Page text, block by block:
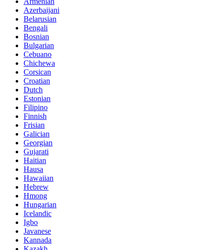
Azerbaijani
Belarusian
Bengali
Bosnian
Bulgarian
Cebuano
Chichewa
Corsican
Croatian
Dutch
Estonian
Filipino
Finnish
Frisian
Galician
Georgian
Gujarati
Haitian
Hausa
Hawaiian
Hebrew
Hmong
Hungarian
Icelandic
Igbo
Javanese
Kannada